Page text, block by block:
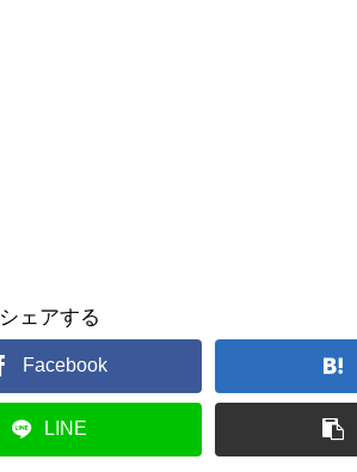
シェアする
Facebook
LINE